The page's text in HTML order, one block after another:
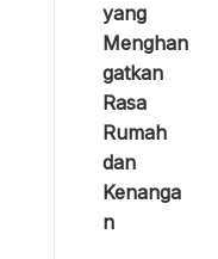
yang
Menghan
gatkan
Rasa
Rumah
dan
Kenanga
n